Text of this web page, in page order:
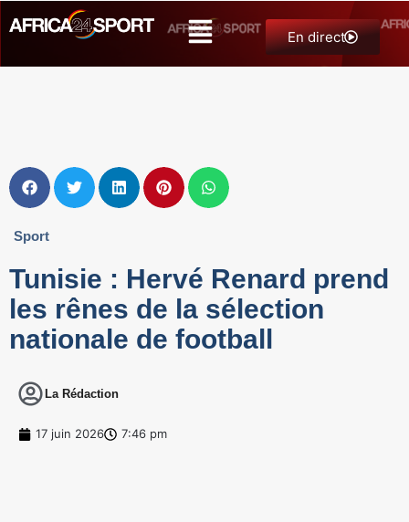
En direct
Sport
Tunisie : Hervé Renard prend
les rênes de la sélection
nationale de football
La Rédaction
17 juin 2026 7:46 pm